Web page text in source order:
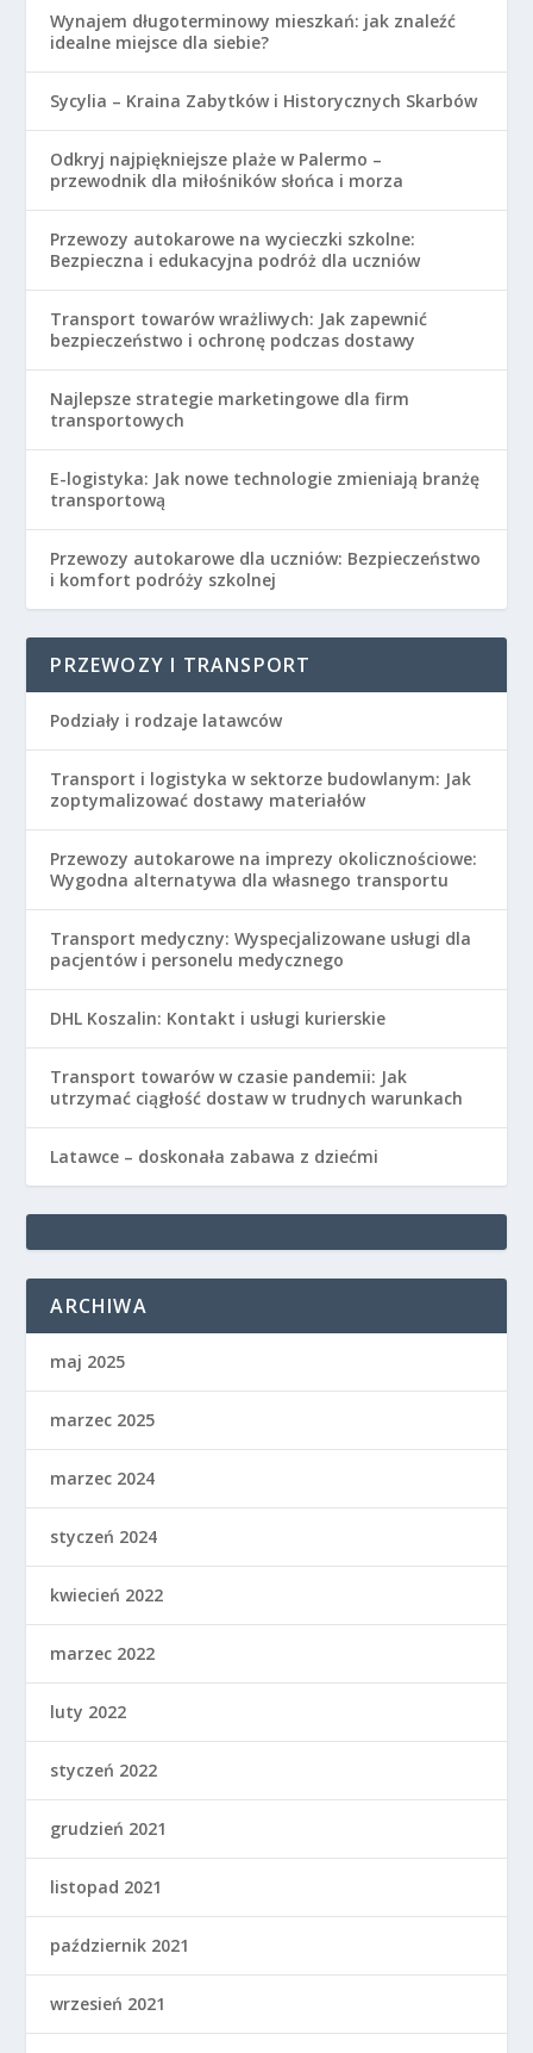
Wynajem długoterminowy mieszkań: jak znaleźć
idealne miejsce dla siebie?
Sycylia – Kraina Zabytków i Historycznych Skarbów
Odkryj najpiękniejsze plaże w Palermo –
przewodnik dla miłośników słońca i morza
Przewozy autokarowe na wycieczki szkolne:
Bezpieczna i edukacyjna podróż dla uczniów
Transport towarów wrażliwych: Jak zapewnić
bezpieczeństwo i ochronę podczas dostawy
Najlepsze strategie marketingowe dla firm
transportowych
E-logistyka: Jak nowe technologie zmieniają branżę
transportową
Przewozy autokarowe dla uczniów: Bezpieczeństwo
i komfort podróży szkolnej
PRZEWOZY I TRANSPORT
Podziały i rodzaje latawców
Transport i logistyka w sektorze budowlanym: Jak
zoptymalizować dostawy materiałów
Przewozy autokarowe na imprezy okolicznościowe:
Wygodna alternatywa dla własnego transportu
Transport medyczny: Wyspecjalizowane usługi dla
pacjentów i personelu medycznego
DHL Koszalin: Kontakt i usługi kurierskie
Transport towarów w czasie pandemii: Jak
utrzymać ciągłość dostaw w trudnych warunkach
Latawce – doskonała zabawa z dziećmi
ARCHIWA
maj 2025
marzec 2025
marzec 2024
styczeń 2024
kwiecień 2022
marzec 2022
luty 2022
styczeń 2022
grudzień 2021
listopad 2021
październik 2021
wrzesień 2021